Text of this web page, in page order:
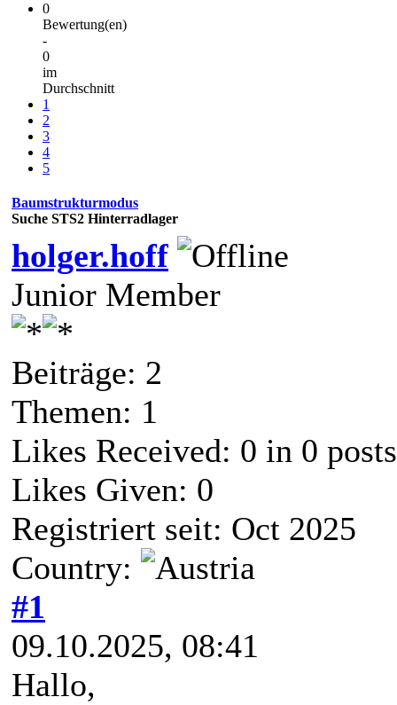
0
Bewertung(en)
-
0
im
Durchschnitt
1
2
3
4
5
Baumstrukturmodus
Suche STS2 Hinterradlager
holger.hoff
Junior Member
Beiträge: 2
Themen: 1
Likes Received: 0 in 0 posts
Likes Given: 0
Registriert seit: Oct 2025
Country:
#1
09.10.2025, 08:41
Hallo,